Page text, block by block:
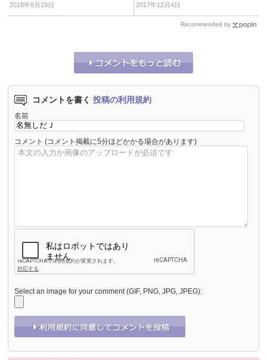
2018年6月19日 2017年12月4日
Recommended by
コメントを書く 投稿の利用規約
名前
コメント (コメント掲載に5分ほどかかる場合があります)
Select an image for your comment (GIF, PNG, JPG, JPEG):